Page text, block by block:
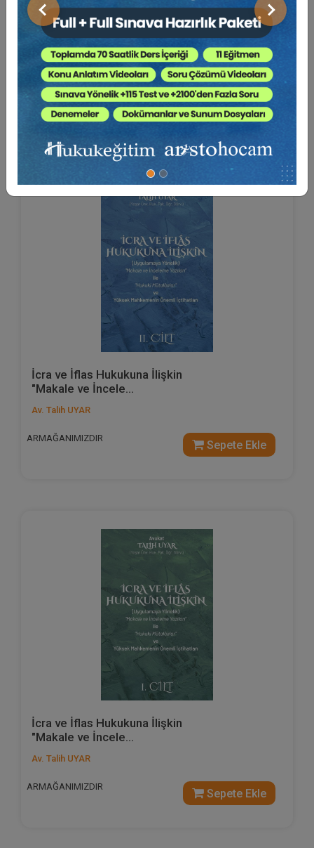
Önceki Sonraki
İcra ve İflas Hukukuna İlişkin
"Makale ve İncele...
Av. Talih UYAR
ARMAĞANIMIZDIR
Sepete Ekle
İcra ve İflas Hukukuna İlişkin
"Makale ve İncele...
Av. Talih UYAR
ARMAĞANIMIZDIR
Sepete Ekle
İcra ve İflas Hukukuna İlişkin
"Makale ve İncele...
Av. Talih UYAR
ARMAĞANIMIZDIR
Sepete Ekle